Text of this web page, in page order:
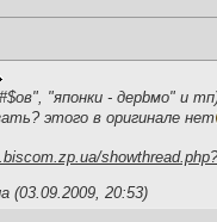
"японки - дерbмо" и
этого в оригинале нет
(03.09.2009, 20:53)